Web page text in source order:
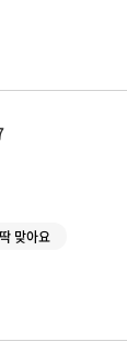
딱 맞아요